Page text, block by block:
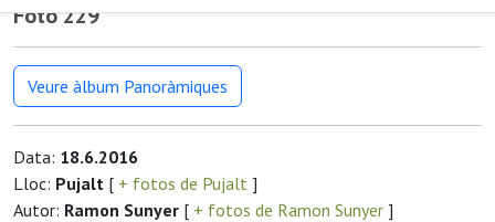
Foto 229
Veure àlbum Panoràmiques
Data: 18.6.2016
Lloc: Pujalt [ + fotos de Pujalt ]
Autor: Ramon Sunyer [ + fotos de Ramon Sunyer ]